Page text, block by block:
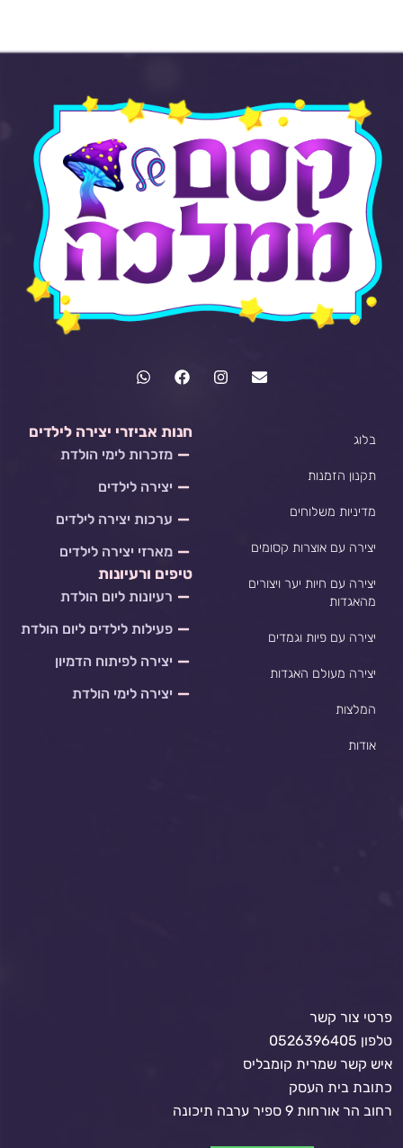
E
n
I
n
F
a
b
o
W
h
s
p
בלוג
תקנון הזמנות
מדיניות משלוחים
יצירה עם אוצרות קסומים
יצירה עם חיות יער ויצורים
מהאגדות
יצירה עם פיות וגמדים
יצירה מעולם האגדות
המלצות
אודות
חנות אביזרי יצירה לילדים
מזכרות לימי הולדת
יצירה לילדים
ערכות יצירה לילדים
מארזי יצירה לילדים
טיפים ורעיונות
רעיונות ליום הולדת
פעילות לילדים ליום הולדת
יצירה לפיתוח הדמיון
יצירה לימי הולדת
פרטי צור קשר
טלפון 0526396405
איש קשר שמרית קומבליס
כתובת בית העסק
רחוב הר אורחות 9 ספיר ערבה תיכונה